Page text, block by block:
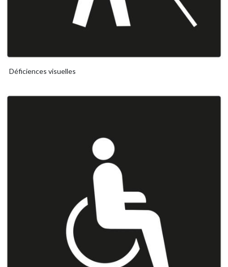
Déficiences visuelles